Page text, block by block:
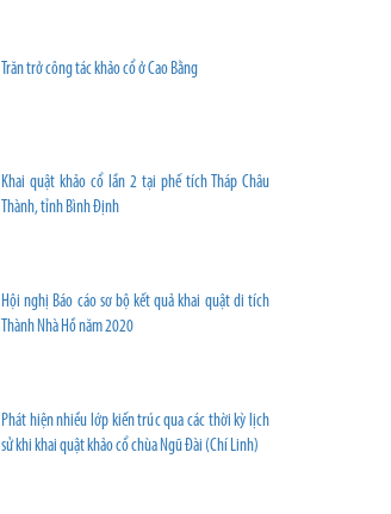
Trăn trở công tác khảo cổ ở Cao Bằng
Khai quật khảo cổ lần 2 tại phế tích Tháp Châu
Thành, tỉnh Bình Định
Hội nghị Báo cáo sơ bộ kết quả khai quật di tích
Thành Nhà Hồ năm 2020
Phát hiện nhiều lớp kiến trúc qua các thời kỳ lịch
sử khi khai quật khảo cổ chùa Ngũ Đài (Chí Linh)